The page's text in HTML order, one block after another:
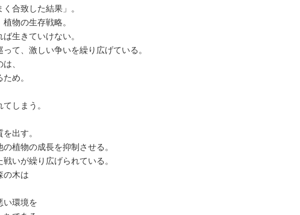
合致した結果」。
物の生存戦略。
生きていけない。
て、激しい争いを繰り広げている。
、
め。
しまう。
出す。
植物の成長を抑制させる。
いが繰り広げられている。
の木は
い環境を